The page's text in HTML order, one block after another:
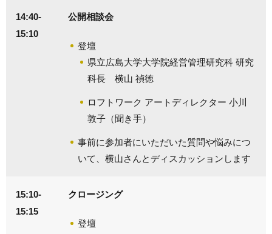
14:40-
15:10
公開相談会
登壇
県立広島大学大学院経営管理研究科 研究
科長 横山 禎徳
ロフトワーク アートディレクター 小川
敦子（聞き手）
事前に参加者にいただいた質問や悩みにつ
いて、横山さんとディスカッションします
15:10-
15:15
クロージング
登壇